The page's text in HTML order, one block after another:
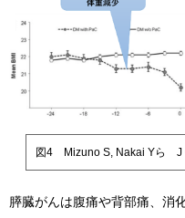
図4 Mizuno S, Nakai Yら J
膵臓がんは腹痛や背部痛、消